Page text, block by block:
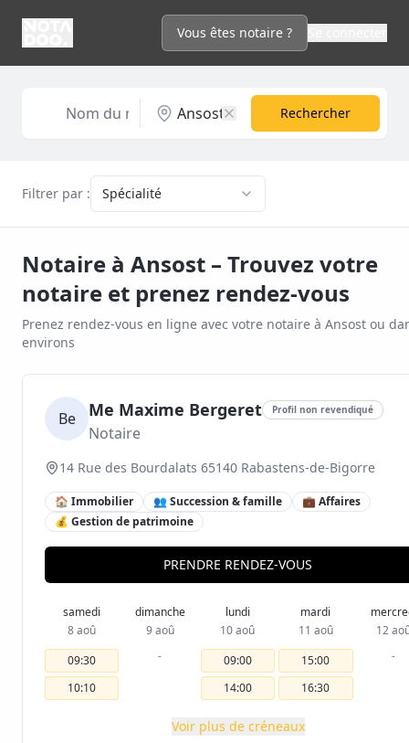
Vous êtes notaire ?
Rechercher
Filtrer par : Spécialité
Notaire à Ansost – Trouvez votre
notaire et prenez rendez-vous
Prenez rendez-vous en ligne avec votre notaire à Ansost ou
environs
Be Me Maxime Bergeret Profil non revendiqué
Notaire
14 Rue des Bourdalats 65140 Rabastens-de-Bigorre
🏠 Immobilier 👥 Succession & famille
💼 Affaires
💰 Gestion de patrimoine
PRENDRE RENDEZ-VOUS
samedi
8 aoû
09:30
10:10
dimanche
9 aoû
-
lundi
10 aoû
09:00
14:00
mardi
11 aoû
15:00
16:30
12
-
Voir plus de créneaux